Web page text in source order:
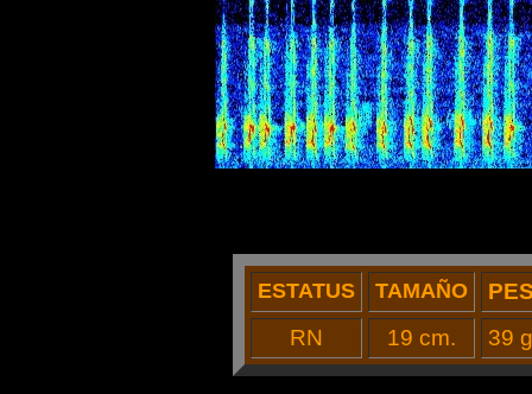
ESTATUS TAMAÑO
RN
19 cm. 39